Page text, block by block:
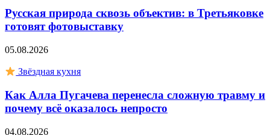
Русская природа сквозь объектив: в Третьяковке
готовят фотовыставку
05.08.2026
Звёздная кухня
Как Алла Пугачева перенесла сложную травму и
почему всё оказалось непросто
04.08.2026